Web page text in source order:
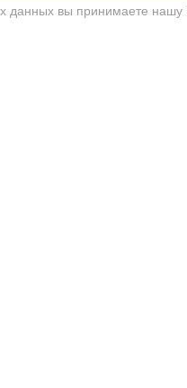
данных вы принимаете нашу